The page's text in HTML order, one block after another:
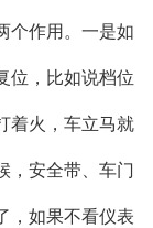
个作用。一是如
位，比如说档位
着火，车立马就
，安全带、车门
，如果不看仪表